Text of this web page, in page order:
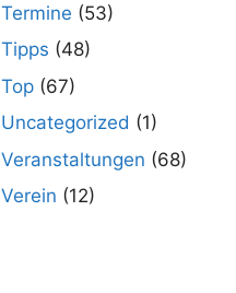
Termine (53)
Tipps (48)
Top (67)
Uncategorized (1)
Veranstaltungen (68)
Verein (12)